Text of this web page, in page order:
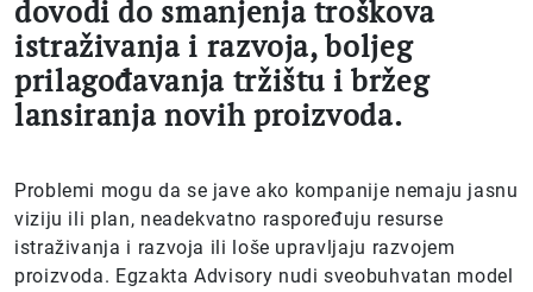
dovodi do smanjenja troškova
istraživanja i razvoja, boljeg
prilagođavanja tržištu i bržeg
lansiranja novih proizvoda.
Problemi mogu da se jave ako kompanije nemaju jasnu
viziju ili plan, neadekvatno raspoređuju resurse
istraživanja i razvoja ili loše upravljaju razvojem
proizvoda. Egzakta Advisory nudi sveobuhvatan model